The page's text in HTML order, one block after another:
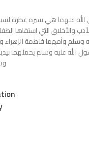
عنهما هي سيرة عطرة
والأخلاق التي استقاها
وسلم وأمهما فاطمة الزهراء
الله عليه وسلم يحملهما